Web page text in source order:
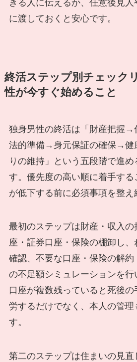
きる人に伝えるか、任意後見
に渡しておくと安心です。
終活ステップ別チェッ
性が今すぐ始めること
独身男性の終活は「財産把握
法的準備→身元保証の確保→健
りの維持」という五段階で進
す。優先度の高い順に着手する
が低下する前に必須事項を整え
最初のステップは財産・収入の
座・証券口座・保険の棚卸し
確認、不要な口座・保険の解約
の不足額シミュレーションを
口座が複数残っていると死後
労するだけでなく、本人の管理
す。
第二のステップは住まいの見